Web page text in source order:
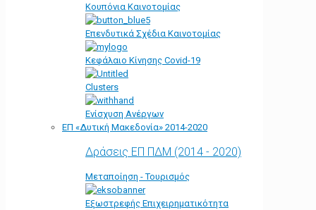
Κουπόνια Καινοτομίας
Επενδυτικά Σχέδια Καινοτομίας
Κεφάλαιο Κίνησης Covid-19
Clusters
Ενίσχυση Ανέργων
ΕΠ «Δυτική Μακεδονία» 2014-2020
Δράσεις ΕΠ ΠΔΜ (2014 - 2020)
Μεταποίηση - Τουρισμός
Εξωστρεφής Επιχειρηματικότητα